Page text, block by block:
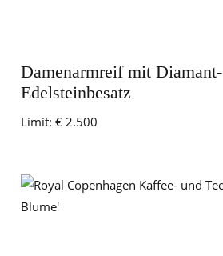
Damenarmreif mit
Edelsteinbesatz
Limit: € 2.500